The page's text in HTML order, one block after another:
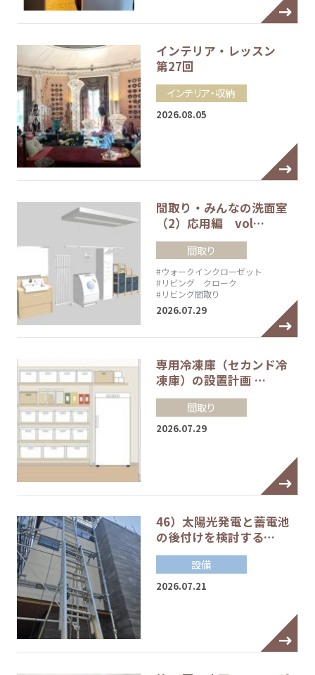
インテリア・レッスン
第27回
インテリア・収納
2026.08.05
間取り・みんなの洗面室
（2）応用編 vol…
間取り
#ウォークインクローゼット
#リビング クローク
#リビング間取り
2026.07.29
専用冷凍庫（セカンド冷
凍庫）の設置計画 …
間取り
2026.07.29
46）太陽光発電と蓄電池
の後付けを検討する…
設備
2026.07.21